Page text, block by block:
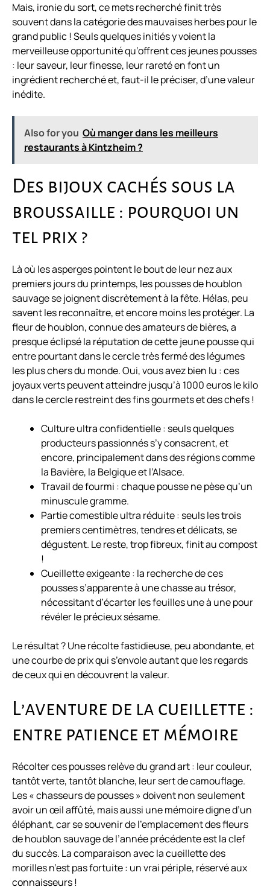
Mais, ironie du sort, ce mets recherché finit très
souvent dans la catégorie des mauvaises herbes pour le
grand public ! Seuls quelques initiés y voient la
merveilleuse opportunité qu’offrent ces jeunes pousses
: leur saveur, leur finesse, leur rareté en font un
ingrédient recherché et, faut-il le préciser, d’une valeur
inédite.
Also for you Où manger dans les meilleurs
restaurants à Kintzheim ?
Des bijoux cachés sous la
broussaille : pourquoi un
tel prix ?
Là où les asperges pointent le bout de leur nez aux
premiers jours du printemps, les pousses de houblon
sauvage se joignent discrètement à la fête. Hélas, peu
savent les reconnaître, et encore moins les protéger. La
fleur de houblon, connue des amateurs de bières, a
presque éclipsé la réputation de cette jeune pousse qui
entre pourtant dans le cercle très fermé des légumes
les plus chers du monde. Oui, vous avez bien lu : ces
joyaux verts peuvent atteindre jusqu’à 1000 euros le kilo
dans le cercle restreint des fins gourmets et des chefs !
Culture ultra confidentielle : seuls quelques
producteurs passionnés s’y consacrent, et
encore, principalement dans des régions comme
la Bavière, la Belgique et l’Alsace.
Travail de fourmi : chaque pousse ne pèse qu’un
minuscule gramme.
Partie comestible ultra réduite : seuls les trois
premiers centimètres, tendres et délicats, se
dégustent. Le reste, trop fibreux, finit au compost
!
Cueillette exigeante : la recherche de ces
pousses s’apparente à une chasse au trésor,
nécessitant d’écarter les feuilles une à une pour
révéler le précieux sésame.
Le résultat ? Une récolte fastidieuse, peu abondante, et
une courbe de prix qui s’envole autant que les regards
de ceux qui en découvrent la valeur.
L’aventure de la cueillette :
entre patience et mémoire
Récolter ces pousses relève du grand art : leur couleur,
tantôt verte, tantôt blanche, leur sert de camouflage.
Les « chasseurs de pousses » doivent non seulement
avoir un œil affûté, mais aussi une mémoire digne d’un
éléphant, car se souvenir de l’emplacement des fleurs
de houblon sauvage de l’année précédente est la clef
du succès. La comparaison avec la cueillette des
morilles n’est pas fortuite : un vrai périple, réservé aux
connaisseurs !